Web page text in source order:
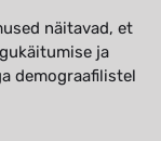
näitavad, et
ja
demograafilistel